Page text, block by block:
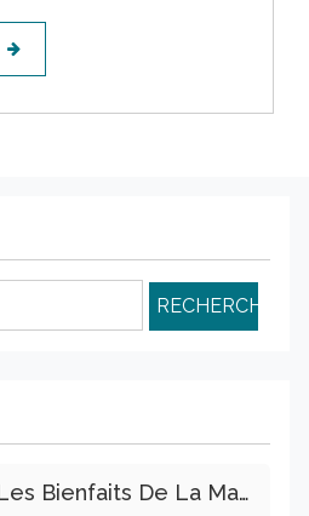
Les Bienfaits De La Marche Sur La Santé Physique Et Mentale